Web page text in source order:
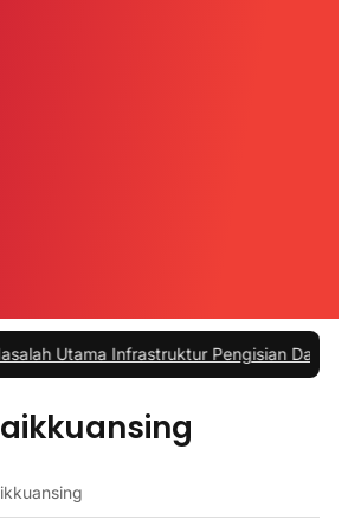
Infrastruktur Pengisian Daya untuk